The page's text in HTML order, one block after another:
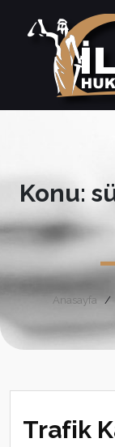
Konu:
Anasayfa
Trafik